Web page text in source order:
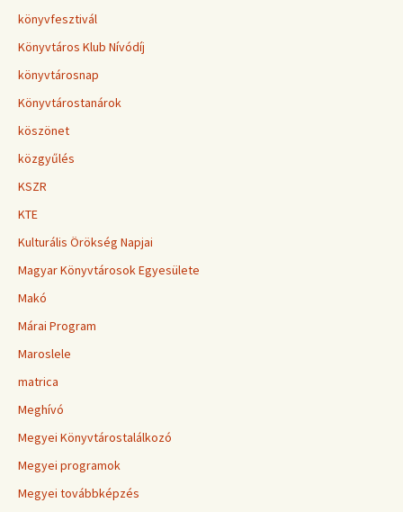
könyvfesztivál
Könyvtáros Klub Nívódíj
könyvtárosnap
Könyvtárostanárok
köszönet
közgyűlés
KSZR
KTE
Kulturális Örökség Napjai
Magyar Könyvtárosok Egyesülete
Makó
Márai Program
Maroslele
matrica
Meghívó
Megyei Könyvtárostalálkozó
Megyei programok
Megyei továbbképzés